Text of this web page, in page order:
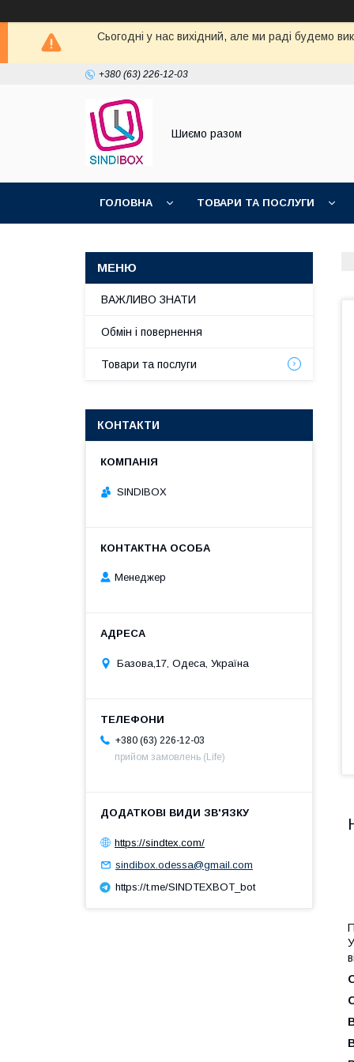
Сьогодні у нас вихідний, але ми раді будемо
+380 (63) 226-12-03
Шиємо разом
ГОЛОВНА ТОВАРИ ТА ПОСЛУГИ
ВАЖЛИВО ЗНАТИ
Обмін і повернення
Товари та послуги
КОНТАКТИ
SINDIBOX
Менеджер
Базова,17, Одеса, Україна
+380 (63) 226-12-03
прийом замовлень (Life)
https://sindtex.com/
sindibox.odessa@gmail.com
https://t.me/SINDTEXBOT_bot